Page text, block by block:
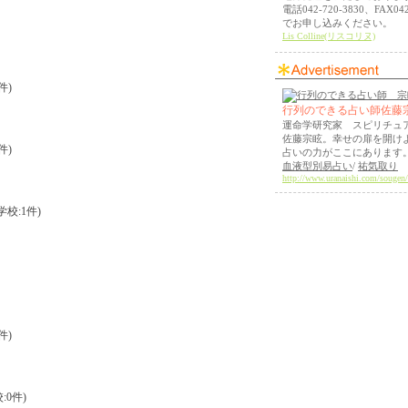
)
)
校:1件)
)
:0件)
電話042-720-3830、
でお申し込みください。
Lis Colline(リスコリヌ)
行列のできる占い師佐藤
運命学研究家 スピリチュ
佐藤宗眩。幸せの扉を開け
占いの力がここにあります。
血液型別易占い/ 祐気取り
http://www.uranaishi.com/sougen/